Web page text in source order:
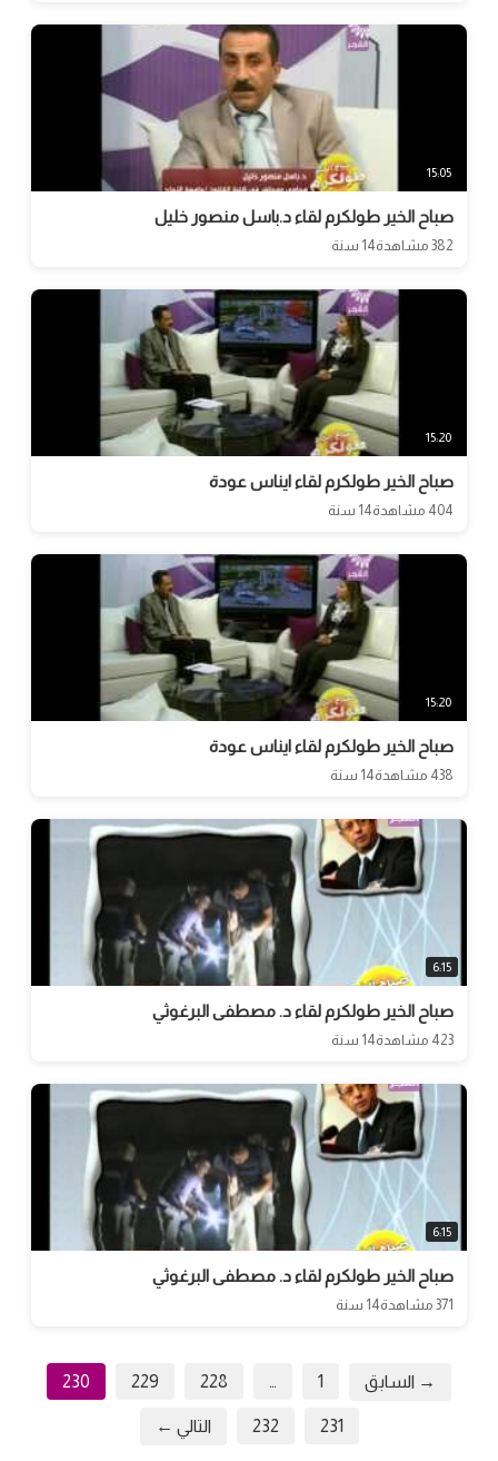
15:05
صباح الخير طولكرم لقاء د.باسل منصور خليل
382 مشاهدة 14 سنة
15:20
صباح الخير طولكرم لقاء ايناس عودة
404 مشاهدة 14 سنة
15:20
صباح الخير طولكرم لقاء ايناس عودة
438 مشاهدة 14 سنة
6:15
صباح الخير طولكرم لقاء د. مصطفى البرغوثي
423 مشاهدة 14 سنة
6:15
صباح الخير طولكرم لقاء د. مصطفى البرغوثي
371 مشاهدة 14 سنة
→ السابق 1
…
228
229
230
231
232 التالي ←